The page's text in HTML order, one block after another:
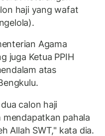
haji yang wafat
Agama
juga Ketua PPIH
atas
calon haji
mendapatkan pahala
Allah SWT," kata dia.